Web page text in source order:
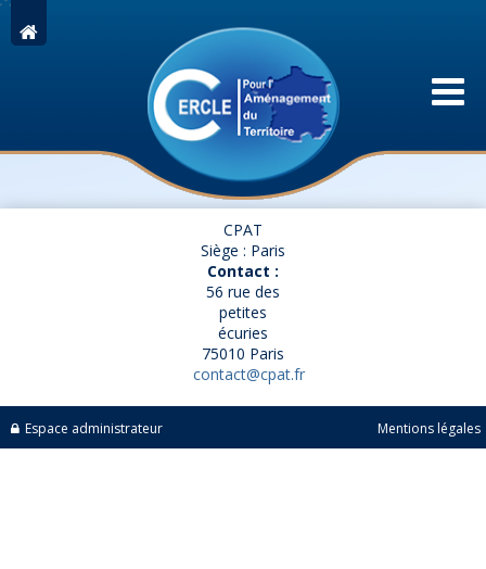
CPAT
Siège : Paris
Contact :
56 rue des
petites
écuries
75010 Paris
contact@cpat.fr
Espace administrateur Mentions légales